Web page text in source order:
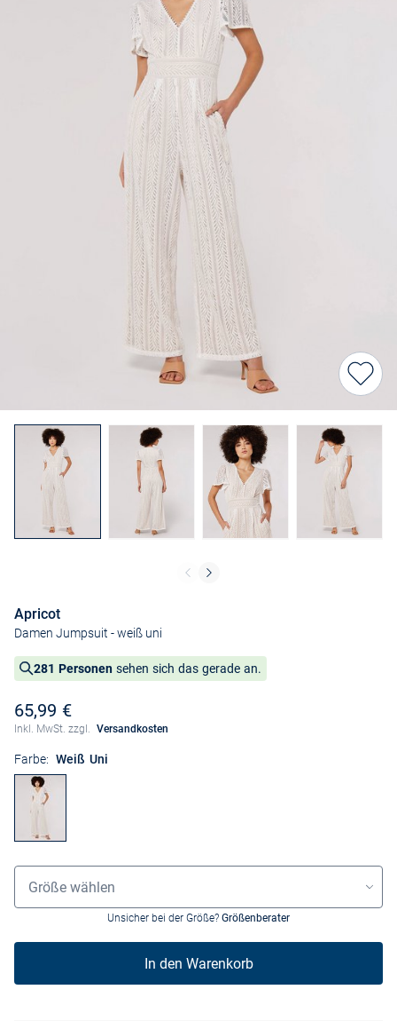
Apricot
Damen Jumpsuit - weiß uni
281 Personen sehen sich das gerade an.
65,99 €
Inkl. MwSt. zzgl. Versandkosten
Farbe: Weiß Uni
Grössenauswahl
Größe wählen
Unsicher bei der Größe? Größenberater
In den Warenkorb